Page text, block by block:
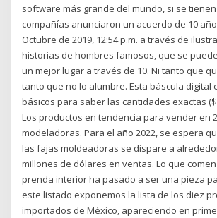
software más grande del mundo, si se tienen
compañías anunciaron un acuerdo de 10
Octubre de 2019, 12:54 p.m. a través de
historias de hombres famosos, que se
un mejor lugar a través de 10. Ni tanto que
tanto que no lo alumbre. Esta báscula digital
básicos para saber las cantidades exactas
Los productos en tendencia para vender en
modeladoras. Para el año 2022, se espera
las fajas moldeadoras se dispare a
millones de dólares en ventas. Lo que
prenda interior ha pasado a ser una pieza
este listado exponemos la lista de los diez
importados de México, apareciendo en